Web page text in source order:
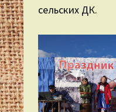
сельских ДК.